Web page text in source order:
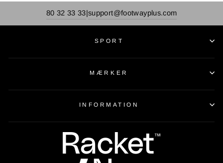
80 32 33 33|support@footwayplus.com
SPORT
MÆRKER
INFORMATION